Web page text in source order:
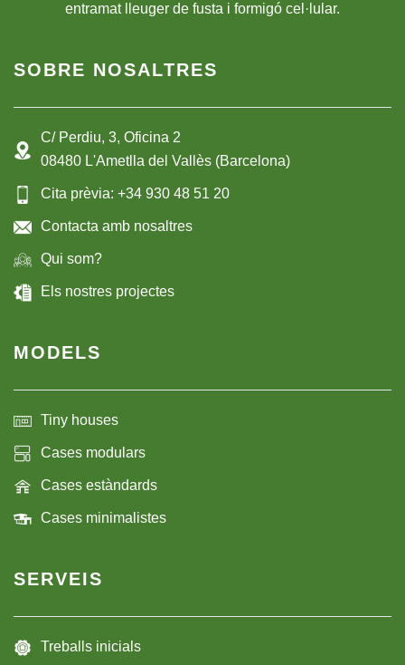
entramat lleuger de fusta i formigó cel·lular.
SOBRE NOSALTRES
C/ Perdiu, 3, Oficina 2
08480 L'Ametlla del Vallès (Barcelona)
Cita prèvia: +34 930 48 51 20
Contacta amb nosaltres
Qui som?
Els nostres projectes
MODELS
Tiny houses
Cases modulars
Cases estàndards
Cases minimalistes
SERVEIS
Treballs inicials